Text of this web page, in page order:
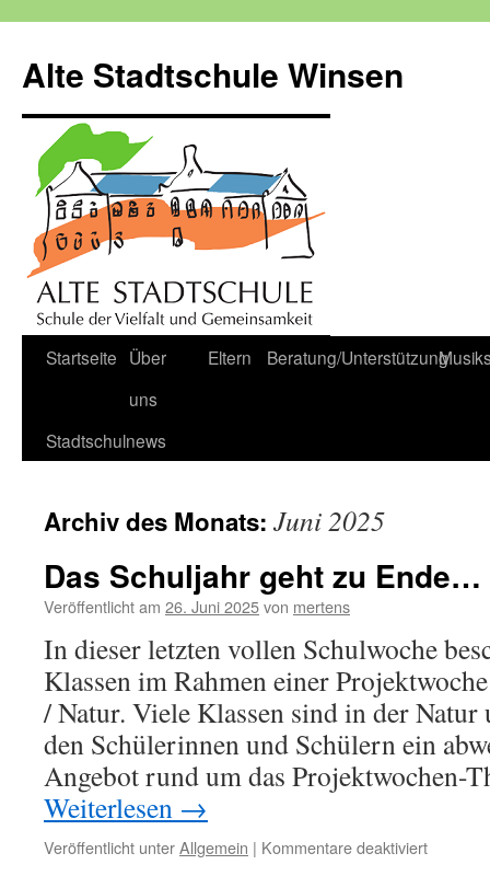
springen
Alte Stadtschule Winsen
Startseite Über
uns
Eltern Beratung/Unterstützung
Stadtschulnews
Archiv des Monats: Juni 2025
Das Schuljahr geht zu Ende…
Veröffentlicht am 26. Juni 2025von mertens
In dieser letzten vollen Schulwoche
Klassen im Rahmen einer
/ Natur. Viele Klassen sind in der Natur
den Schülerinnen und Schülern ein
Angebot rund um das Projektwochen-
Weiterlesen →
Veröffentlicht unterAllgemein | Kommentare deaktiviertfür